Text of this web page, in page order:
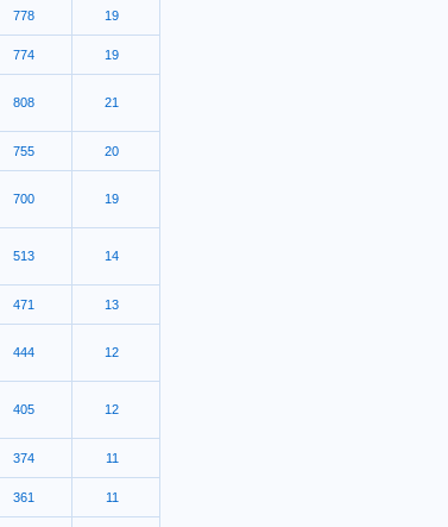
778 19
774 19
808 21
755 20
700 19
513 14
471 13
444 12
405 12
374 11
361 11